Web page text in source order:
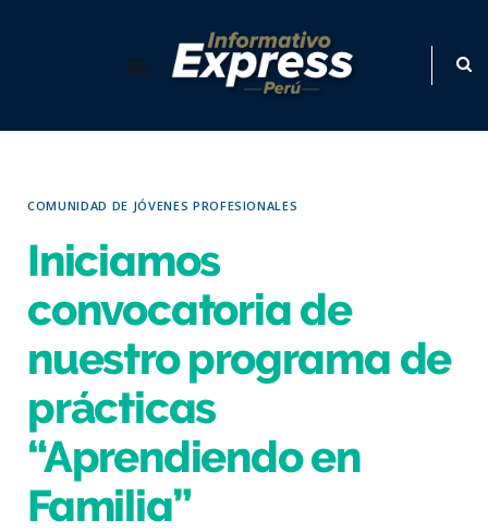
COMUNIDAD DE JÓVENES PROFESIONALES
Iniciamos
convocatoria de
nuestro programa de
prácticas
“Aprendiendo en
Familia”